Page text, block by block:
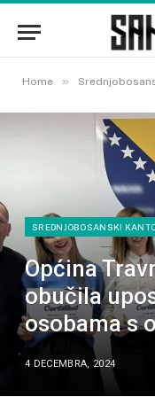
Home »
SREDNJOBOSANSKI
Općina
obučila
osobama s
4 DECEMBRA, 2024